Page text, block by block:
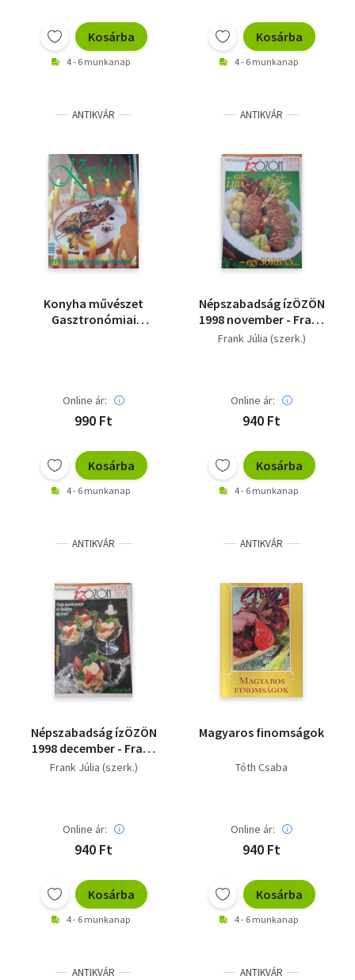
Kosárba
4 - 6 munkanap
Kosárba
4 - 6 munkanap
ANTIKVÁR
Konyha művészet
Gasztronómiai
Online ár:
990 Ft
Kosárba
4 - 6 munkanap
ANTIKVÁR
Népszabadság ízÖZÖN
1998 november - Frank
Júlia konyhája
Frank Júlia (szerk.)
Online ár:
940 Ft
Kosárba
4 - 6 munkanap
ANTIKVÁR
Népszabadság ízÖZÖN
1998 december - Frank
Júlia konyhája
Frank Júlia (szerk.)
Online ár:
940 Ft
Kosárba
4 - 6 munkanap
ANTIKVÁR
Magyaros finomságok
Tóth Csaba
Online ár:
940 Ft
Kosárba
4 - 6 munkanap
ANTIKVÁR ANTIKVÁR